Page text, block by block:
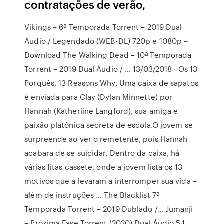
contratações de verão,
Vikings – 6ª Temporada Torrent – 2019 Dual
Áudio / Legendado (WEB-DL) 720p e 1080p –
Download The Walking Dead – 10ª Temporada
Torrent – 2019 Dual Áudio / … 13/03/2018 · Os 13
Porquês, 13 Reasons Why, Uma caixa de sapatos
é enviada para Clay (Dylan Minnette) por
Hannah (Katheriine Langford), sua amiga e
paixão platônica secreta de escola.O jovem se
surpreende ao ver o remetente, pois Hannah
acabara de se suicidar. Dentro da caixa, há
várias fitas cassete, onde a jovem lista os 13
motivos que a levaram a interromper sua vida –
além de instruções … The Blacklist 7ª
Temporada Torrent – 2019 Dublado /… Jumanji